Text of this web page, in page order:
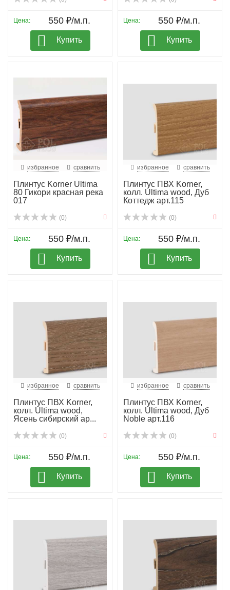
Цена: 550 ₽/м.п.
Купить
Цена: 550 ₽/м.п.
Купить
избранное сравнить
Плинтус Korner Ultima
80 Гикори красная река
017
(0)
Цена: 550 ₽/м.п.
Купить
избранное сравнить
Плинтус ПВХ Korner,
колл. Ultima wood, Дуб
Коттедж арт.115
(0)
Цена: 550 ₽/м.п.
Купить
избранное сравнить
Плинтус ПВХ Korner,
колл. Ultima wood,
Ясень сибирский ар...
(0)
Цена: 550 ₽/м.п.
Купить
избранное сравнить
Плинтус ПВХ Korner,
колл. Ultima wood, Дуб
Noble арт.116
(0)
Цена: 550 ₽/м.п.
Купить